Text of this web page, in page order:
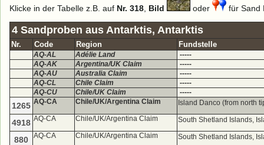
Klicke in der Tabelle z.B. auf Nr. 318 Bild oder für Sand
4 Sandproben aus Antarktis, Antarktis
Nr. Code Region Fundstelle
AQ-AL Adélie Land
-----
AQ-AK
Argentina/UK Claim
-----
AQ-AU
Australia Claim
-----
AQ-CL
Chile Claim
-----
AQ-CU
Chile/UK Claim -----
1265 AQ-CA Chile/UK/Argentina Claim Island Danco (from north
4918 AQ-CA Chile/UK/Argentina Claim South Shetland Islands,
880 AQ-CA Chile/UK/Argentina Claim
South Shetland Islands,